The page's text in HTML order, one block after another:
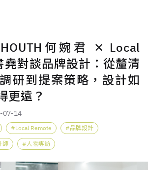
何婉君 ✕ Local
對談品牌設計：從釐清
研到提案策略，設計如
更遠？
07-14
Local Remote 品牌設計
師 人物專訪